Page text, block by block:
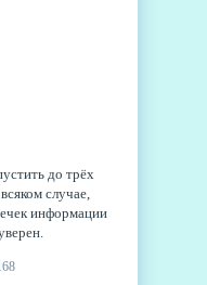
до трёх
случае,
информации